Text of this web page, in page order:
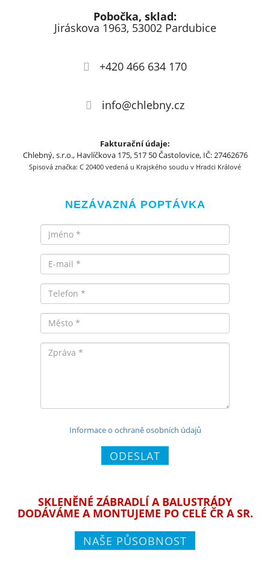
Pobočka, sklad:
Jiráskova 1963, 53002 Pardubice
+420 466 634 170
info@chlebny.cz
Fakturační údaje:
Chlebný, s.r.o., Havlíčkova 175, 517 50 Častolovice, IČ: 27462676
Spisová značka: C 20400 vedená u Krajského soudu v Hradci Králové
NEZÁVAZNÁ POPTÁVKA
Informace o ochraně osobních údajů
ODESLAT
SKLENĚNÉ ZÁBRADLÍ A BALUSTRÁDY
DODÁVÁME A MONTUJEME PO CELÉ ČR A SR.
NAŠE PŮSOBNOST